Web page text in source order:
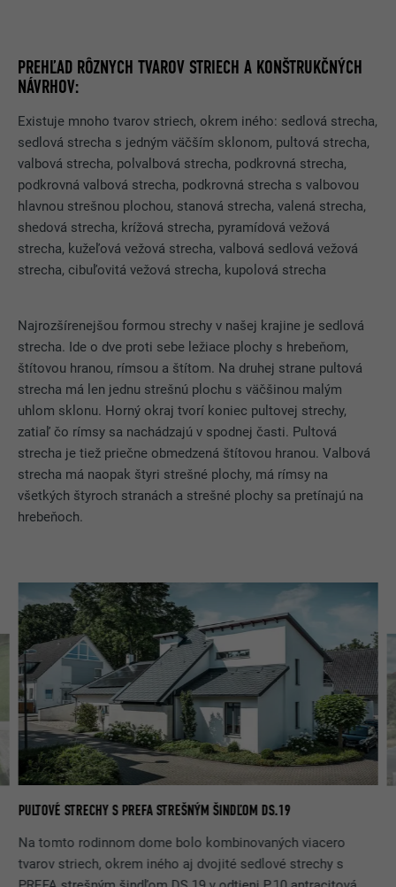
PREHĽAD RÔZNYCH TVAROV STRIECH A KONŠTRUKČNÝCH
NÁVRHOV:
Existuje mnoho tvarov striech, okrem iného: sedlová strecha,
sedlová strecha s jedným väčším sklonom, pultová strecha,
valbová strecha, polvalbová strecha, podkrovná strecha,
podkrovná valbová strecha, podkrovná strecha s valbovou
hlavnou strešnou plochou, stanová strecha, valená strecha,
shedová strecha, krížová strecha, pyramídová vežová
strecha, kužeľová vežová strecha, valbová sedlová vežová
strecha, cibuľovitá vežová strecha, kupolová strecha
Najrozšírenejšou formou strechy v našej krajine je sedlová
strecha. Ide o dve proti sebe ležiace plochy s hrebeňom,
štítovou hranou, rímsou a štítom. Na druhej strane pultová
strecha má len jednu strešnú plochu s väčšinou malým
uhlom sklonu. Horný okraj tvorí koniec pultovej strechy,
zatiaľ čo rímsy sa nachádzajú v spodnej časti. Pultová
strecha je tiež priečne obmedzená štítovou hranou. Valbová
strecha má naopak štyri strešné plochy, má rímsy na
všetkých štyroch stranách a strešné plochy sa pretínajú na
hrebeňoch.
PULTOVÉ STRECHY S PREFA STREŠNÝM ŠINDĽOM DS.19
Na tomto rodinnom dome bolo kombinovaných viacero
tvarov striech, okrem iného aj dvojité sedlové strechy s
NÁZOV _gaexp
DOBA TRVANIA 90 dní
ÚČEL
Používa sa na kontrolu toho, či
prehliadač povoľuje umiestňovanie
súborov cookie. Neobsahuje žiadne
identifikátory.
NÁZOV
POSKYTOVATEĽ LinkedIn
DOBA TRVANIA Relácia prehliadania
ÚČEL
Používa ho LinkedIn, keď webová
stránka obsahuje vložené okno
„Sledujte nás“.
POSKYTOVATEĽ LinkedIn
DOBA TRVANIA 2 roky
ÚČEL
Používa ho služba sociálnej siete
LinkedIn na sledovanie používania
vložených služieb.
DOBA TRVANIA 2 roky
ÚČEL
Používa ho služba sociálnej siete
LinkedIn na sledovanie používania
vložených služieb.
NÁZOV UserMatchHistory
Používa sa na monitorovanie